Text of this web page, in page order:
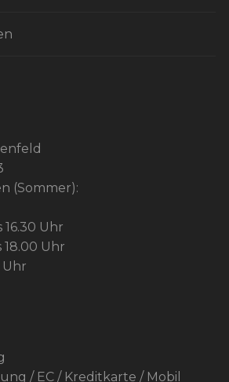
(Sommer):
16.30 Uhr
18.00 Uhr
Uhr
/ EC / Kreditkarte / Mobil